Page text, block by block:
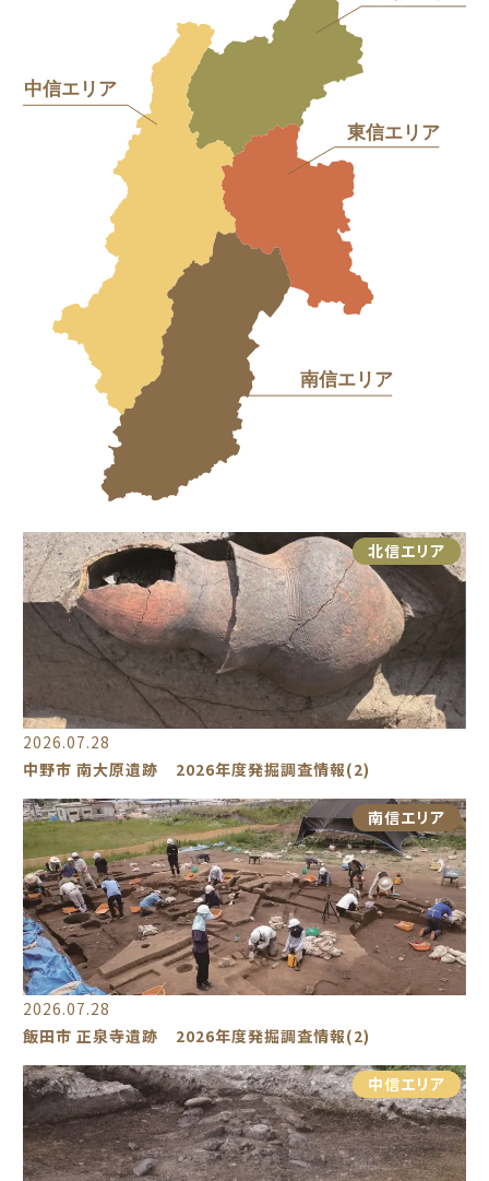
北信エリア
2026.07.28
中野市 南大原遺跡 2026年度発掘調査情報(2)
南信エリア
2026.07.28
飯田市 正泉寺遺跡 2026年度発掘調査情報(2)
中信エリア